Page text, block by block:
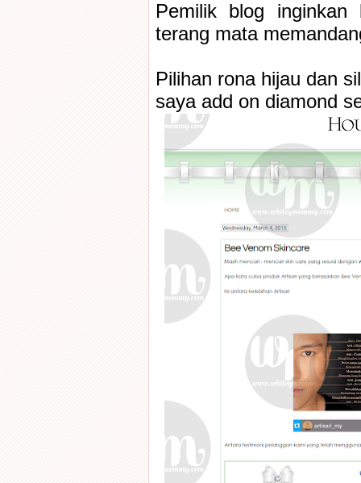
Pemilik blog
terang mata
Pilihan rona hijau dan
saya add on diamond